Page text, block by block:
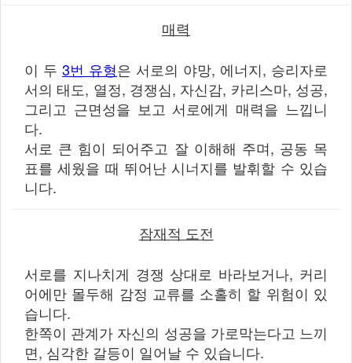
매력
이 두 3번 유형은 서로의 야망, 에너지, 승리자로
서의 태도, 열정, 경쟁심, 자신감, 카리스마, 성공,
그리고 근면성을 보고 서로에게 매력을 느낍니
다.
서로 큰 힘이 되어주고 잘 이해해 주며, 공동 목
표를 세웠을 때 뛰어난 시너지를 발휘할 수 있습
니다.
잠재적 도전
서로를 지나치게 경쟁 상대로 바라보거나, 커리
어에만 몰두해 감정 교류를 소홀히 할 위험이 있
습니다.
한쪽이 관계가 자신의 성공을 가로막는다고 느끼
면, 심각한 갈등이 일어날 수 있습니다.